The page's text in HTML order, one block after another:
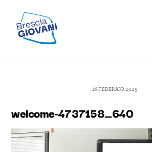
content
18 FEBBRAIO 2025
welcome-4737158_640